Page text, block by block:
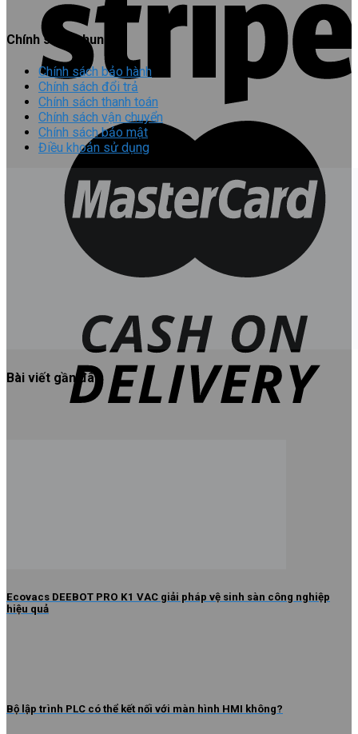
Chính sách chung
Chính sách bảo hành
Chính sách đổi trả
Chính sách thanh toán
Chính sách vận chuyển
Chính sách bảo mật
Điều khoản sử dụng
Bài viết gần đây
Ecovacs DEEBOT PRO K1 VAC giải pháp vệ sinh sàn công nghiệp
hiệu quả
Bộ lập trình PLC có thể kết nối với màn hình HMI không?